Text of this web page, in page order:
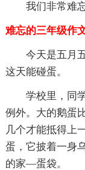
我们非常难
难忘的三年级作
今天是五月
这天能碰蛋。
学校里，同
例外。大的鹅蛋
几个才能抵得上
蛋，它披着一身
的家—蛋袋。